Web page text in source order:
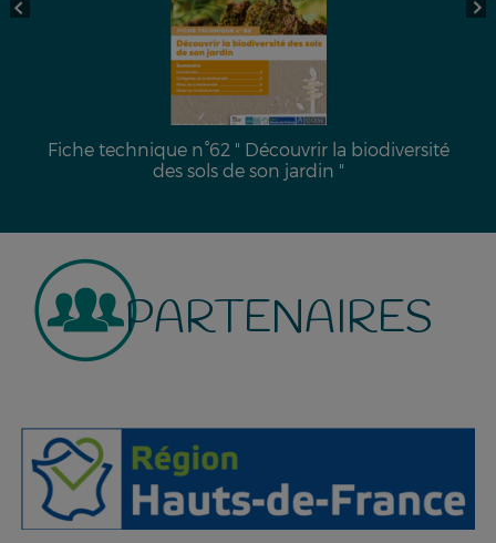
Fiche technique n°62 " Découvrir la biodiversité
des sols de son jardin "
PARTENAIRES